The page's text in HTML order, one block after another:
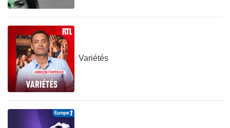
Variétés